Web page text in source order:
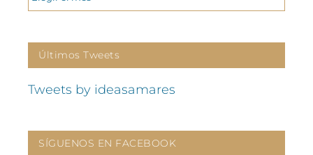
Últimos Tweets
Tweets by ideasamares
SÍGUENOS EN FACEBOOK